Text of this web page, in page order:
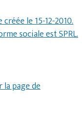
le 15-12-2010.
sociale est SPRL.
page de